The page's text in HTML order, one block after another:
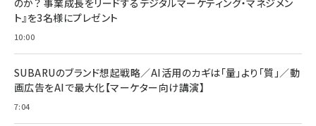
anan(アンアン)2026/07/08号 No.2502[2026
￥880
ママ投資家が育休中に１億貯めた株式投資
￥1,599
￥6,980
全ワイヤレスイヤホン/アクティブノイズキャンセリ
Anker PowerLine III Flow USB-C & USB-C
Pro/Air 各種対応 (1.8m ミッドナイトブラック)
￥1,890
のか？ 事業成長をリードするデジタルマーケティング・マネジメン
ト』を3名様にプレゼント
10:00
SUBARUのブランド想起戦略／AI活用のカギは「量」より「質」／動
画広告をAIで最大化【マーケター向け講演】
7:04